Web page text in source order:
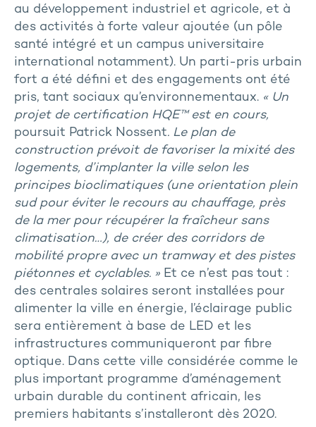
au développement industriel et agricole, et à
des activités à forte valeur ajoutée (un pôle
santé intégré et un campus universitaire
international notamment). Un parti-pris urbain
fort a été défini et des engagements ont été
pris, tant sociaux qu’environnementaux. « Un
projet de certification HQE™ est en cours,
poursuit Patrick Nossent. Le plan de
construction prévoit de favoriser la mixité des
logements, d’implanter la ville selon les
principes bioclimatiques (une orientation plein
sud pour éviter le recours au chauffage, près
de la mer pour récupérer la fraîcheur sans
climatisation…), de créer des corridors de
mobilité propre avec un tramway et des pistes
piétonnes et cyclables. » Et ce n’est pas tout :
des centrales solaires seront installées pour
alimenter la ville en énergie, l’éclairage public
sera entièrement à base de LED et les
infrastructures communiqueront par fibre
optique. Dans cette ville considérée comme le
plus important programme d’aménagement
urbain durable du continent africain, les
premiers habitants s’installeront dès 2020.